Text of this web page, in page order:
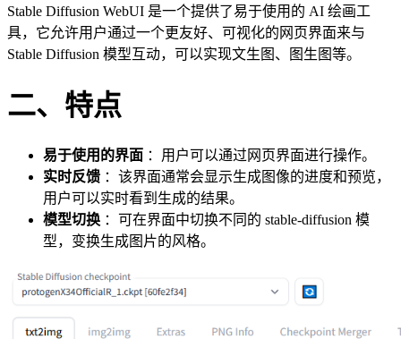
Stable Diffusion WebUI 是一个提供了易于使用的 AI 绘画工
具，它允许用户通过一个更友好、可视化的网页界面来与
Stable Diffusion 模型互动，可以实现文生图、图生图等。
二、特点
易于使用的界面 ：用户可以通过网页界面进行操作。
实时反馈 ：该界面通常会显示生成图像的进度和预览，
用户可以实时看到生成的结果。
模型切换 ：可在界面中切换不同的 stable-diffusion 模
型，变换生成图片的风格。